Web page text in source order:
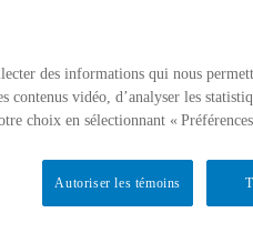
jeunes adolescents
sociaux,Usages de l'Internet santé
des informations qui nous
contenus vidéo, d’analyser les
choix en sélectionnant «
Autoriser les témoins